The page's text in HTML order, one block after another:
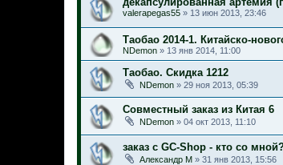
valerapegas55 » 13 июн 2013, 23:46
Таобао 2014-1. Китайско-
NDemon » 13 янв 2014, 11:00
Таобао. Скидка 1212
NDemon » 29 ноя 2013, 05:39
Совместный заказ из Китая 6
NDemon » 04 окт 2013, 11:10
заказ с GC-Shop - кто со
Александр М » 31 янв 2013, 15:56